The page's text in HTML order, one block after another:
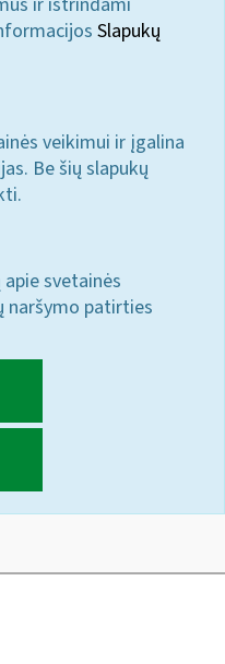
Slapukų
veikimui ir įgalina
Be šių slapukų
svetainės
naršymo patirties